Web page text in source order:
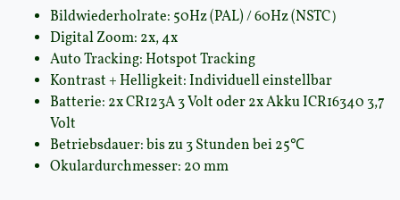
Bildwiederholrate: 50Hz (PAL) / 60Hz (NSTC）
Digital Zoom: 2x, 4x
Auto Tracking: Hotspot Tracking
Kontrast + Helligkeit: Individuell einstellbar
Batterie: 2x CR123A 3 Volt oder 2x Akku ICR16340 3,7
Volt
Betriebsdauer: bis zu 3 Stunden bei 25℃
Okulardurchmesser: 20 mm